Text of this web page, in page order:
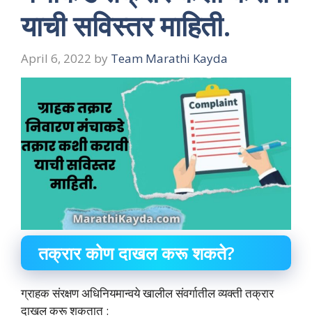
याची सविस्तर माहिती.
April 6, 2022 by Team Marathi Kayda
तक्रार कोण दाखल करू शकते?
ग्राह‍क संरक्षण अधिनियमान्‍वये खालील संवर्गातील व्‍यक्‍ती तक्रार
दाखल करू शकतात :